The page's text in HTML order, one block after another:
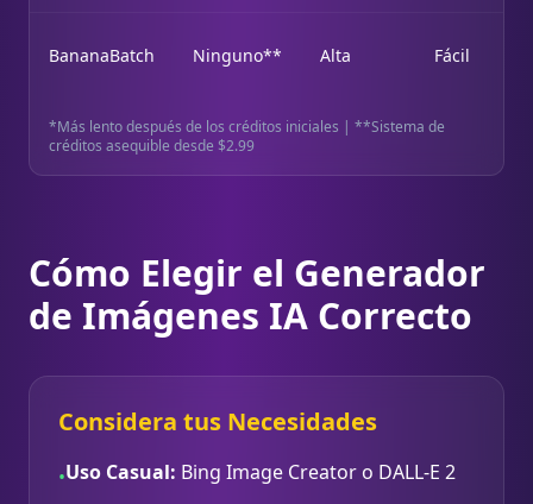
BananaBatch Ninguno** Alta Fácil
*Más lento después de los créditos iniciales | **Sistema de
créditos asequible desde $2.99
Cómo Elegir el Generador
de Imágenes IA Correcto
Considera tus Necesidades
•Uso Casual: Bing Image Creator o DALL-E 2